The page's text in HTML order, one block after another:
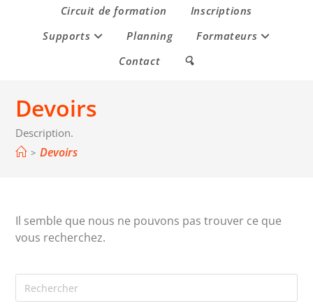
Circuit de formation
Inscriptions
Supports
Planning
Formateurs
Contact
🔍
Devoirs
Description.
> Devoirs
Il semble que nous ne pouvons pas trouver ce que
vous recherchez.